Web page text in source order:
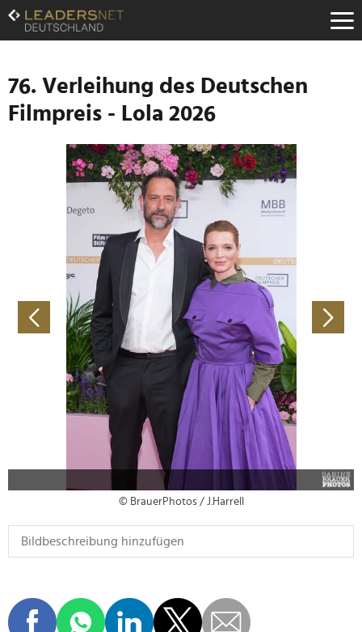
Zum
Inhalt
Zur
Navigation
Zur
Hauptnavigation
76. Verleihung des Deutschen
Filmpreis - Lola 2026
© BrauerPhotos / J.Harrell